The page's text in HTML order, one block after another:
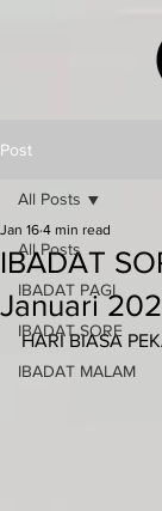
Post
All Posts
IBADAT PAGI
IBADAT SORE
IBADAT MALAM
All Posts
IBADAT
Januari
Jan 16 4 min read
HARI BIASA